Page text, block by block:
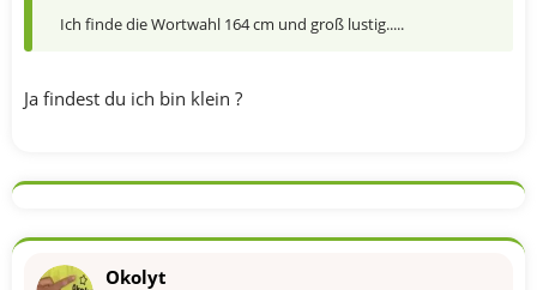
Ich finde die Wortwahl 164 cm und groß lustig.....
Ja findest du ich bin klein ?
Okolyt